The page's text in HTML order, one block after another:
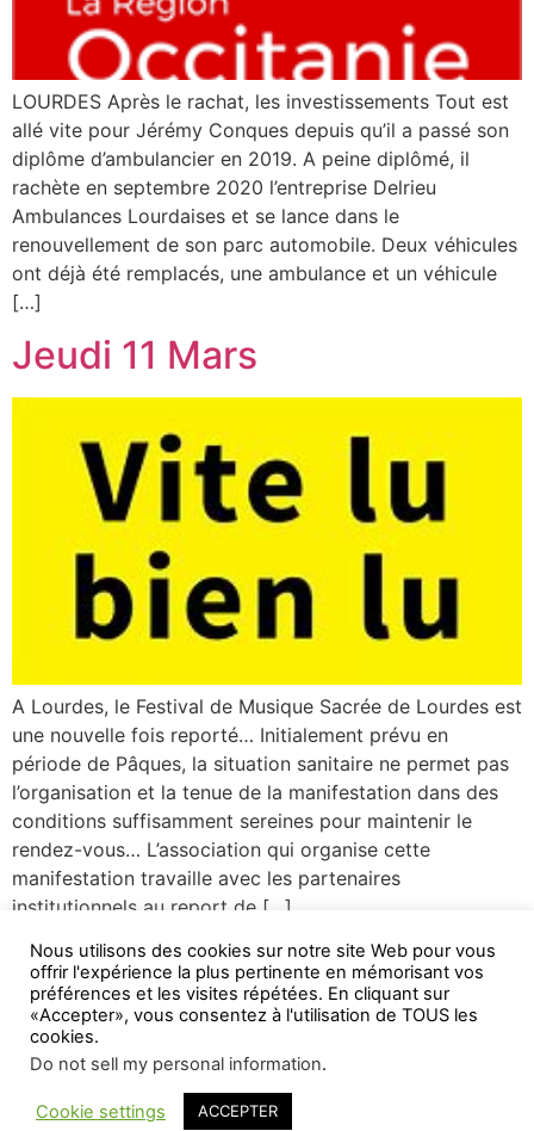
LOURDES Après le rachat, les investissements Tout est
allé vite pour Jérémy Conques depuis qu’il a passé son
diplôme d’ambulancier en 2019. A peine diplômé, il
rachète en septembre 2020 l’entreprise Delrieu
Ambulances Lourdaises et se lance dans le
renouvellement de son parc automobile. Deux véhicules
ont déjà été remplacés, une ambulance et un véhicule
[…]
Jeudi 11 Mars
A Lourdes, le Festival de Musique Sacrée de Lourdes est
une nouvelle fois reporté… Initialement prévu en
période de Pâques, la situation sanitaire ne permet pas
l’organisation et la tenue de la manifestation dans des
conditions suffisamment sereines pour maintenir le
rendez-vous… L’association qui organise cette
manifestation travaille avec les partenaires
institutionnels au report de […]
Suivant Prochain
Lourdes Actu L'info à la Source !
Nous utilisons des cookies sur notre site Web pour vous
offrir l'expérience la plus pertinente en mémorisant vos
préférences et les visites répétées. En cliquant sur
«Accepter», vous consentez à l'utilisation de TOUS les
cookies.
Do not sell my personal information.
Cookie settings ACCEPTER